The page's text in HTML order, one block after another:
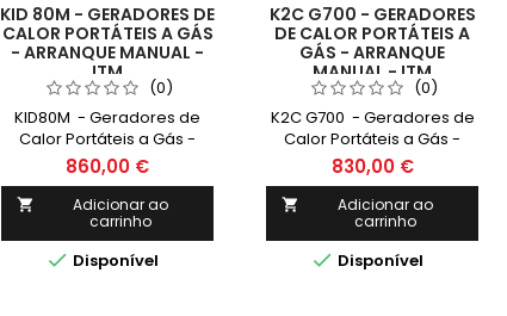
KID 80M - GERADORES DE
CALOR PORTÁTEIS A GÁS
- ARRANQUE MANUAL -
ITM
(0)
KID80M - Geradores de
Calor Portáteis a Gás -
Arranque Manual - ITM
860,00 €

Adicionar ao
carrinho
 Disponível
K2C G700 - GERADORES
DE CALOR PORTÁTEIS A
GÁS - ARRANQUE
MANUAL - ITM
(0)
K2C G700 - Geradores de
Calor Portáteis a Gás -
Arranque Manual - ITM
830,00 €

Adicionar ao
carrinho
 Disponível